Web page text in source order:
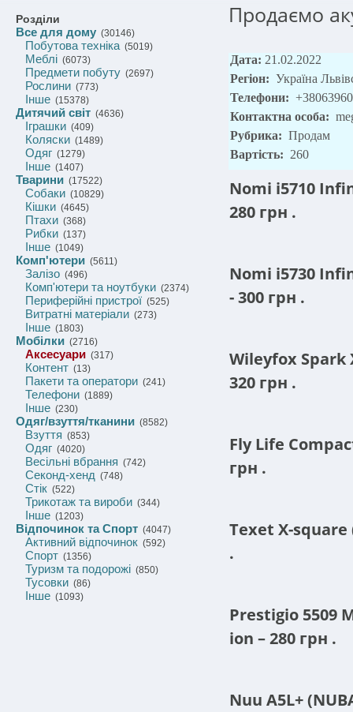
Розділи
Все для дому (30146)
Побутова техніка(5019)
Меблі (6073)
Предмети побуту (2697)
Рослини (773)
Інше (15378)
Дитячий світ (4636)
Іграшки (409)
Коляски (1489)
Одяг (1279)
Інше (1407)
Тварини (17522)
Собаки (10829)
Кішки (4645)
Птахи (368)
Рибки (137)
Інше (1049)
Комп'ютери (5611)
Залізо (496)
Комп'ютери та ноутбуки (2374)
Периферійні пристрої (525)
Витратні матеріали (273)
Інше (1803)
Мобілки (2716)
Аксесуари (317)
Контент (13)
Пакети та оператори (241)
Телефони (1889)
Інше (230)
Одяг/взуття/тканини (8582)
Взуття (853)
Одяг (4020)
Весільні вбрання (742)
Секонд-хенд (748)
Стік (522)
Трикотаж та вироби (344)
Інше (1203)
Відпочинок та Спорт (4047)
Активний відпочинок (592)
Спорт (1356)
Туризм та подорожі (850)
Тусовки (86)
Інше (1093)
Продаємо
Дата: 21.02.2022
Регіон: Україна
Телефони:
Контактна особа:
Рубрика: Продам
Вартість: 260
Nomi i5710
280 грн .
Nomi i5730
- 300 грн .
Wileyfox Spark
320 грн .
Fly Life
грн .
Texet X-square
.
Prestigio 5509
ion – 280 грн .
Nuu A5L+